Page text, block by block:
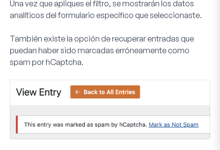
Una vez que apliques el filtro, se mostrarán los datos
analíticos del formulario específico que seleccionaste.
También existe la opción de recuperar entradas que
puedan haber sido marcadas erróneamente como
spam por hCaptcha.